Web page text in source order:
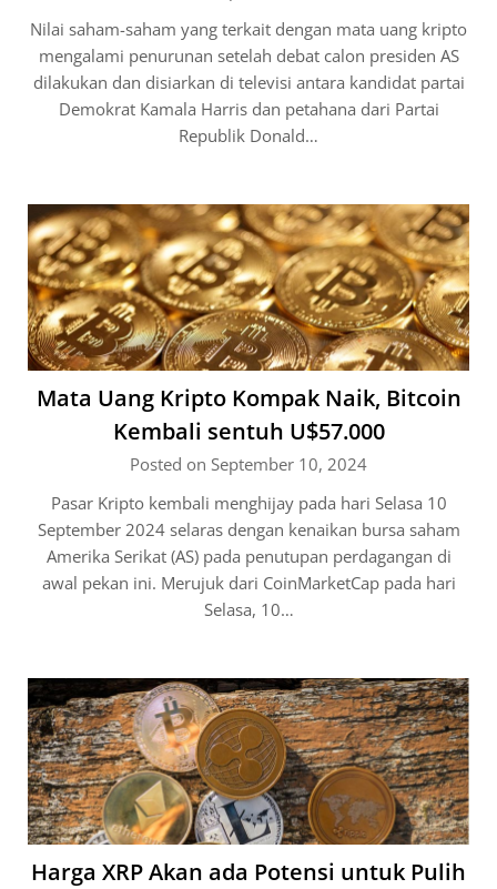
Nilai saham-saham yang terkait dengan mata uang kripto
mengalami penurunan setelah debat calon presiden AS
dilakukan dan disiarkan di televisi antara kandidat partai
Demokrat Kamala Harris dan petahana dari Partai
Republik Donald…
Mata Uang Kripto Kompak Naik, Bitcoin
Kembali sentuh U$57.000
Posted on September 10, 2024
Pasar Kripto kembali menghijay pada hari Selasa 10
September 2024 selaras dengan kenaikan bursa saham
Amerika Serikat (AS) pada penutupan perdagangan di
awal pekan ini. Merujuk dari CoinMarketCap pada hari
Selasa, 10…
Harga XRP Akan ada Potensi untuk Pulih